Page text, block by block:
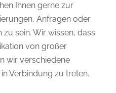
Ihnen gerne zur
Anfragen oder
sein. Wir wissen, dass
von großer
wir verschiedene
Verbindung zu treten.